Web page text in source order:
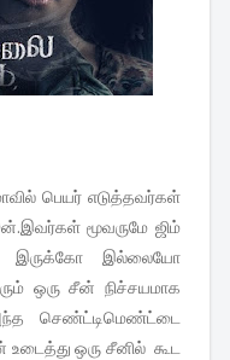
பெயர் எடுத்தவர்கள்
மூவருமே ஜிம்
இருக்கோ இல்லையோ
ஒரு சீன் நிச்சயமாக
செண்ட்டிமெண்ட்டை
ஒரு சீனில் கூட